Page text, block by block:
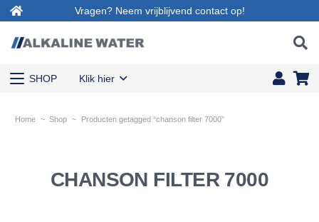
Vragen? Neem vrijblijvend contact op!
SHOP Klik hier
Home ~ Shop ~ Producten getagged “chanson filter 7000”
CHANSON FILTER 7000